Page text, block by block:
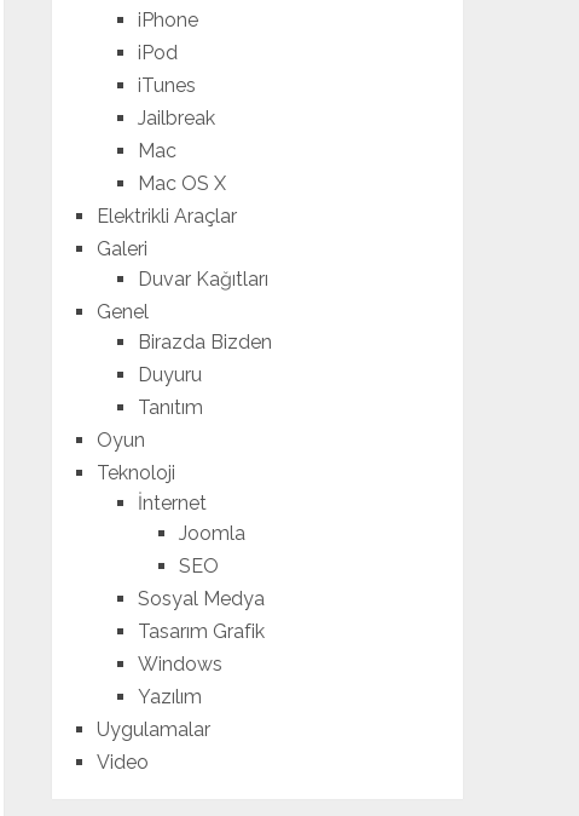
iPhone
iPod
iTunes
Jailbreak
Mac
Mac OS X
Elektrikli Araçlar
Galeri
Duvar Kağıtları
Genel
Birazda Bizden
Duyuru
Tanıtım
Oyun
Teknoloji
İnternet
Joomla
SEO
Sosyal Medya
Tasarım Grafik
Windows
Yazılım
Uygulamalar
Video